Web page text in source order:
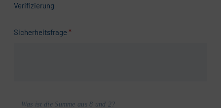
Verifizierung
Pflichtfeld
Sicherheitsfrage *
Was ist die Summe aus 8 und 2?